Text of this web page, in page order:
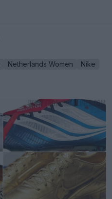
Netherlands Women
Nike